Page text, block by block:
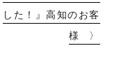
した！』高知のお客
様